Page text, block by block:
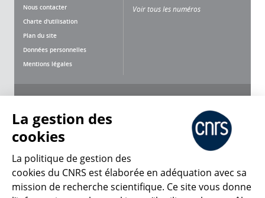
Nous contacter
Charte d'utilisation
Plan du site
Données personnelles
Mentions légales
Voir tous les numéros
CNRS Le Mag
La gestion des
cookies
La politique de gestion des
cookies du CNRS est élaborée en adéquation avec sa
mission de recherche scientifique. Ce site vous donne